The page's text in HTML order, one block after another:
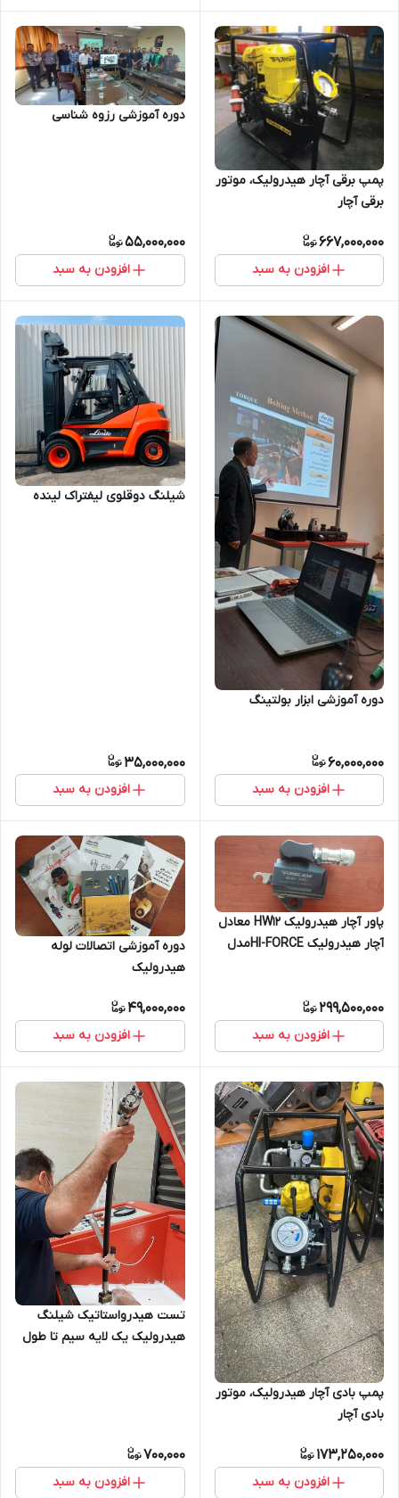
پمپ برقی آچار هیدرولیک، موتور
برقی آچار
667,000,000
افزودن به سبد
دوره آموزشی رزوه شناسی
55,000,000
افزودن به سبد
دوره آموزشی ابزار بولتینگ
60,000,000
افزودن به سبد
شیلنگ دوقلوی لیفتراک لینده
35,000,000
افزودن به سبد
پاور آچار هیدرولیک HW12 معادل
آچار هیدرولیک HI-FORCEمدل
299,500,000
افزودن به سبد
دوره آموزشی اتصالات لوله
هیدرولیک
49,000,000
افزودن به سبد
پمپ بادی آچار هیدرولیک، موتور
بادی آچار
173,250,000
افزودن به سبد
تست هیدرواستاتیک شیلنگ
هیدرولیک یک لایه سیم تا طول
700,000
افزودن به سبد